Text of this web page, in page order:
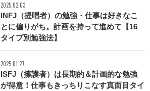
2025.02.03
INFJ（提唱者）の勉強・仕事は好きなこ
とに偏りがち。計画を持って進めて【16
タイプ別勉強法】
2025.01.27
ISFJ（擁護者）は長期的＆計画的な勉強
が得意！仕事もきっちりこなす真面目タイ